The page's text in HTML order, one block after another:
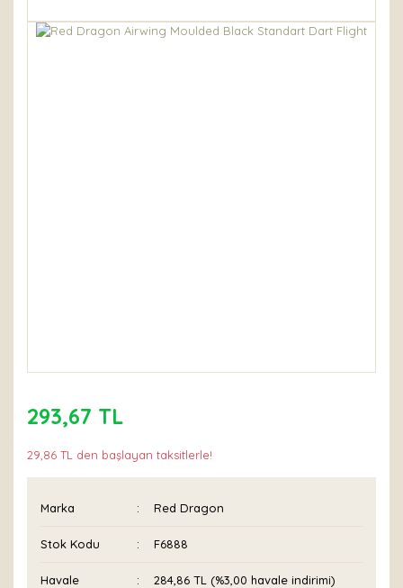
293,67 TL
29,86 TL den başlayan taksitlerle!
Marka Red Dragon
Stok Kodu F6888
Havale 284,86 TL (%3,00 havale indirimi)